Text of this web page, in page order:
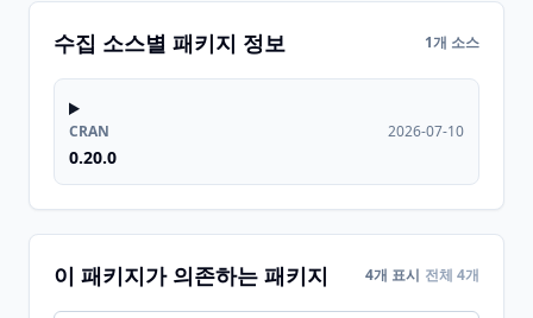
수집 소스별 패키지 정보 1개 소스
CRAN
0.20.0
2026-07-10
이 패키지가 의존하는 패키지 4개 표시 전체 4개